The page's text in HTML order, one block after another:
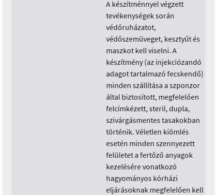
A készítménnyel végzett
tevékenységek során
védőruházatot,
védőszemüveget, kesztyűt és
maszkot kell viselni. A
készítmény (az injekciózandó
adagot tartalmazó fecskendő)
minden szállítása a szponzor
által biztosított, megfelelően
felcímkézett, steril, dupla,
szivárgásmentes tasakokban
történik. Véletlen kiömlés
esetén minden szennyezett
felületet a fertőző anyagok
kezelésére vonatkozó
hagyományos kórházi
eljárásoknak megfelelően kell